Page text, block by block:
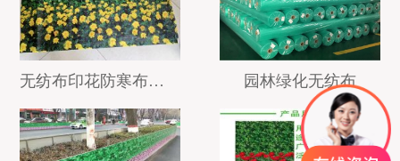
无纺布印花防寒布的使用寿命 园林绿化无纺布